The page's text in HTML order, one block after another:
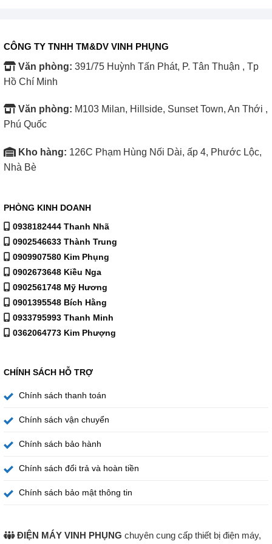
Đèn LED chiếu sáng rõ ràng, không gây chói và tiêu thụ ít
điện năng hơn nhiều so với đèn truyền thống. Ánh sáng
lan tỏa đều giúp bạn dễ dàng quan sát thực phẩm bên
trong tủ lạnh Aqua Inverter 283 lít AQR-T299FA(SL) kể cả
trong không gian thiếu sáng.
Khay kính chịu lực an toàn cho việc bảo quản
yên tâm đặt nồi, hộp thủy tinh hoặc lượng lớn thực phẩm
CÔNG TY TNHH TM&DV VINH PHỤNG
Văn phòng: 391/75 Huỳnh Tấn Phát, P. Tân Thuận , Tp
Hồ Chí Minh
Văn phòng: M103 Milan, Hillside, Sunset Town, An Thới ,
Phú Quốc
Kho hàng: 126C Phạm Hùng Nối Dài, ấp 4, Phước Lộc,
Nhà Bè
PHÒNG KINH DOANH
0938182444 Thanh Nhã
0902546633 Thành Trung
0909907580 Kim Phụng
0902673648 Kiều Nga
0902561748 Mỹ Hương
0901395548 Bích Hằng
0933795993 Thanh Minh
0362064773 Kim Phượng
CHÍNH SÁCH HỖ TRỢ
Chính sách thanh toán
Chính sách vận chuyển
Chính sách bảo hành
Chính sách đổi trả và hoàn tiền
Chính sách bảo mật thông tin
ĐIỆN MÁY VINH PHỤNG chuyên cung cấp thiết bị điện máy,